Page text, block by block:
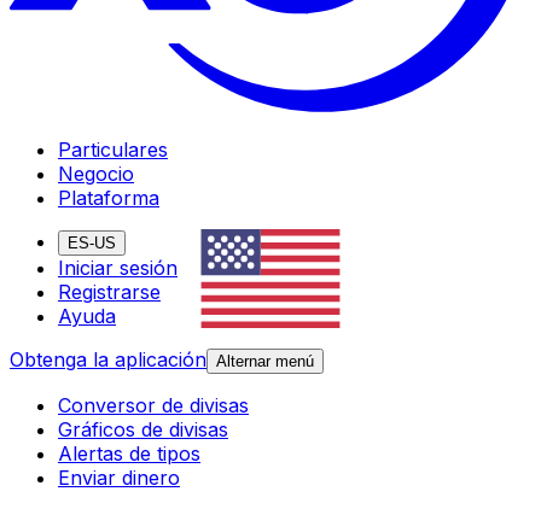
Particulares
Negocio
Plataforma
ES-US
Iniciar sesión
Registrarse
Ayuda
Obtenga la aplicación Alternar menú
Conversor de divisas
Gráficos de divisas
Alertas de tipos
Enviar dinero